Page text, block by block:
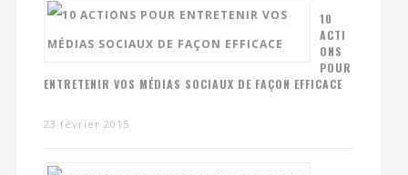
10
ACTI
ONS
POUR
ENTRETENIR VOS MÉDIAS SOCIAUX DE FAÇON EFFICACE
23 février 2015